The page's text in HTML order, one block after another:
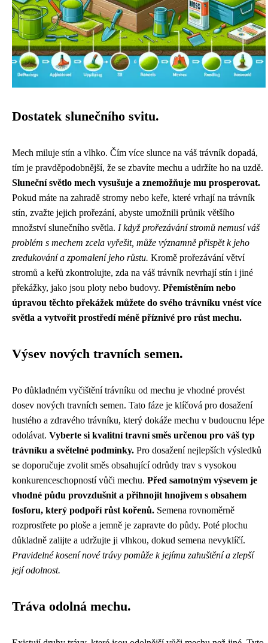
Dostatek slunečního svitu.
Mech miluje stín a vlhko. Čím více slunce na váš trávník dopadá,
tím je pravděpodobnější, že se zbavíte mechu a udržíte ho na uzdě.
Sluneční světlo mech vysušuje a znemožňuje mu prosperovat.
Pokud máte na zahradě stromy nebo keře, které vrhají na trávník
stín, zvažte jejich prořezání, abyste umožnili průnik většího
množství slunečního světla. I když prořezávání stromů nemusí váš
problém s mechem zcela vyřešit, může významně přispět k jeho
zredukování a zpomalení jeho růstu. Kromě prořezávání větví
stromů a keřů zkontrolujte, zda na váš trávník nevrhají stín i jiné
překážky, jako jsou ploty nebo budovy. Přemístěním nebo
úpravou těchto překážek můžete do svého trávníku vnést více
světla a vytvořit prostředí méně příznivé pro růst mechu.
Výsev nových travních semen.
Po důkladném vyčištění trávníku od mechu je vhodné provést
dosev nových travních semen. Tato fáze je klíčová pro dosažení
hustého a zdravého trávníku, který dokáže mechu v budoucnu lépe
odolávat. Vyberte si kvalitní travní směs určenou pro váš typ
trávníku a světelné podmínky. Pro dosažení nejlepších výsledků
se doporučuje zvolit směs obsahující odrůdy trav s vysokou
konkurenceschopností vůči mechu. Před samotným výsevem je
vhodné půdu provzdušnit a přihnojit hnojivem s obsahem
fosforu, který podpoří růst kořenů. Semena rovnoměrně
rozprostřete po ploše a jemně je zapravte do půdy. Poté plochu
důkladně zalijte a udržujte ji vlhkou, dokud semena nevyklíčí.
Pravidelné kosení nové trávy pomůže k jejímu zahuštění a zlepší
její odolnost.
Tráva odolná mechu.